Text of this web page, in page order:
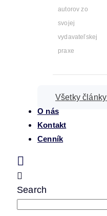
autorov zo
svojej
vydavateľskej
praxe
Všetky články
O nás
Kontakt
Cenník
Search